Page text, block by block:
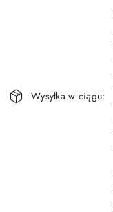
Wysyłka w ciągu: